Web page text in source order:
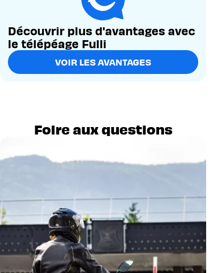
Découvrir plus d'avantages avec
le télépéage Fulli
VOIR LES AVANTAGES
Foire aux questions